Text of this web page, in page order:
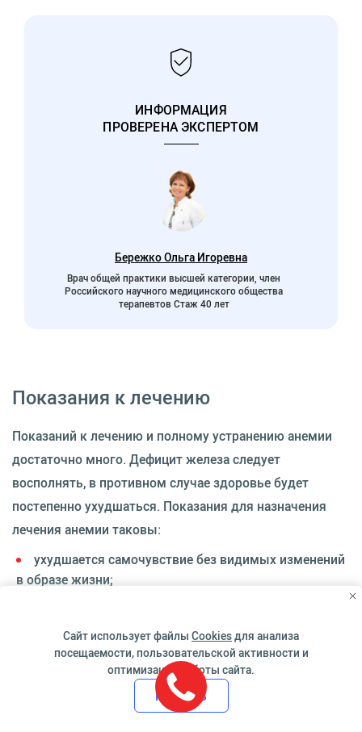
ИНФОРМАЦИЯ
ПРОВЕРЕНА ЭКСПЕРТОМ
Бережко Ольга Игоревна
Врач общей практики высшей категории, член
Российского научного медицинского общества
терапевтов Стаж 40 лет
Показания к лечению
Показаний к лечению и полному устранению анемии
достаточно много. Дефицит железа следует
восполнять, в противном случае здоровье будет
постепенно ухудшаться. Показания для назначения
лечения анемии таковы:
ухудшается самочувствие без видимых изменений
в образе жизни;
изменилось обоняние, постоянно хочется нюхать
краску, вещества с резким запахом;
кожные покровы стали бледными;
возникает ощущение недостатка сна;
Сайт использует файлы Cookiesдля анализа
посещаемости, пользовательской активности и
оптимизации работы сайта.
Принять